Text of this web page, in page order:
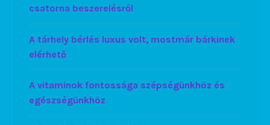
csatorna beszerelésről
A tárhely bérlés luxus volt, mostmár bárkinek
elérhető
A vitaminok fontossága szépségünkhöz és
egészségünkhöz